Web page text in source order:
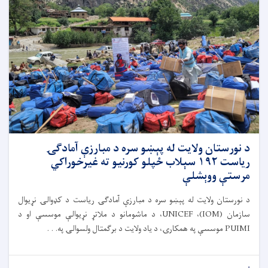
د نورستان ولایت له پېښو سره د مبارزې آمادګۍ
ریاست ۱۹۲ سېلاب ځپلو کورنیو ته غیرخوراکي
مرستې ووېشلې
د نورستان ولایت له پېښو سره د مبارزې آمادګۍ ریاست د کډوالۍ نړیوال
سازمان (IOM)، UNICEF، د ماشومانو د ملاتړ نړیوالې موسسې او د
PUIMI موسسې په همکارۍ، د یاد ولایت د برګمتال ولسوالۍ په. . .